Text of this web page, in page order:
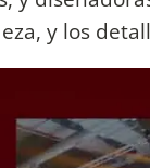
y los